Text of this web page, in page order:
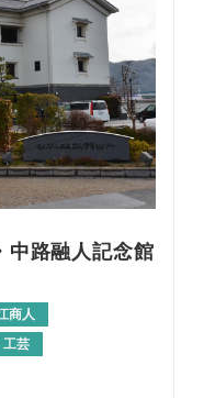
中路融人記念館
商人
工芸